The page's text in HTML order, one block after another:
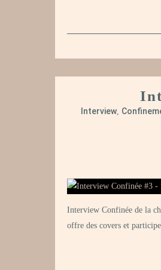
Interview,
Interview Confinée de la
offre des covers et